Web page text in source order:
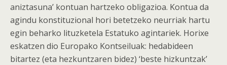
aniztasuna’ kontuan hartzeko obligazioa. Kontua da
agindu konstituzional hori betetzeko neurriak hartu
egin beharko lituzketela Estatuko agintariek. Horixe
eskatzen dio Europako Kontseiluak: hedabideen
bitartez (eta hezkuntzaren bidez) ‘beste hizkuntzak’